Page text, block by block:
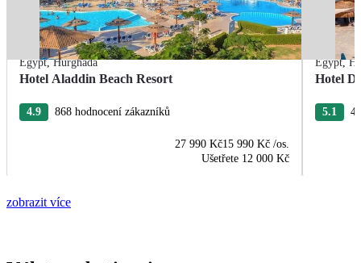
Egypt,Hurghada
Hotel Aladdin Beach Resort
4.9 868 hodnocení zákazníků
27 990 Kč15 990 Kč /os.
Ušetřete 12 000 Kč
Egypt,
Hotel
5.1
zobrazit více